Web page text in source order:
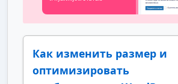
Как изменить размер и
оптимизировать